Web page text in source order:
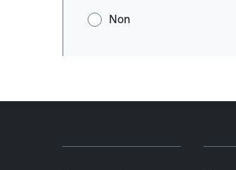
Non